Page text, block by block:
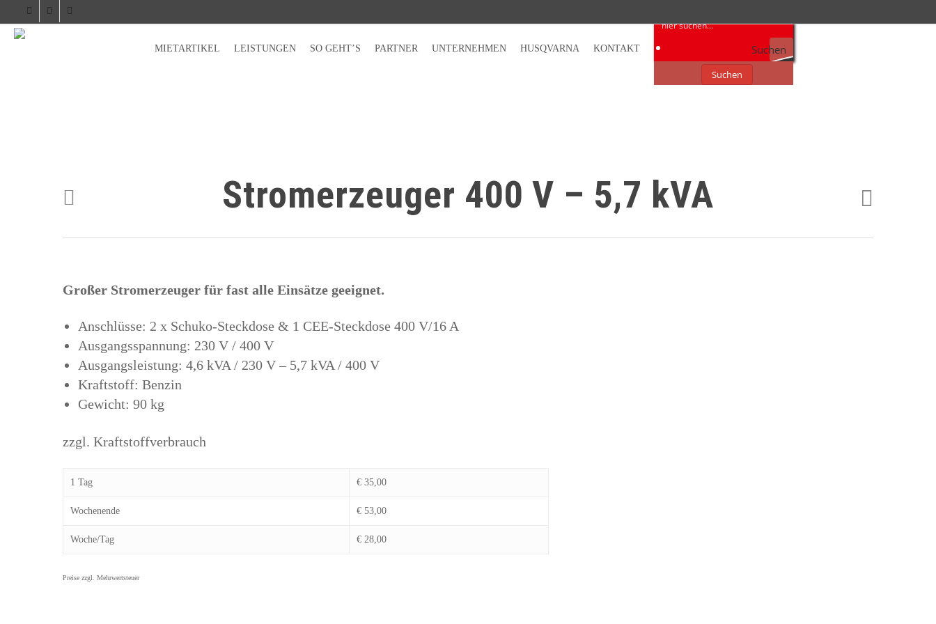
MIETARTIKEL LEISTUNGEN SO GEHT’S PARTNER UNTERNEHMEN HUSQVARNA KONTAKT Suchen
Suchen
Stromerzeuger 400 V – 5,7 kVA
Großer Stromerzeuger für fast alle Einsätze geeignet.
Anschlüsse: 2 x Schuko-Steckdose & 1 CEE-Steckdose 400 V/16 A
Ausgangsspannung: 230 V / 400 V
Ausgangsleistung: 4,6 kVA / 230 V – 5,7 kVA / 400 V
Kraftstoff: Benzin
Gewicht: 90 kg
zzgl. Kraftstoffverbrauch
1 Tag € 35,00
Wochenende € 53,00
Woche/Tag € 28,00